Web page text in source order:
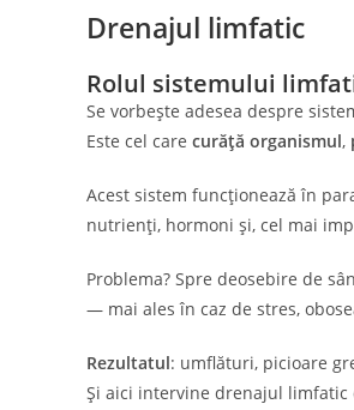
Drenajul limfatic
Rolul sistemului
Se vorbește adesea despre
Este cel care curăță organismul,
Acest sistem funcționează în
nutrienți, hormoni și, cel mai
Problema? Spre deosebire de
— mai ales în caz de stres,
Rezultatul: umflături, picioare
Și aici intervine drenajul limfatic